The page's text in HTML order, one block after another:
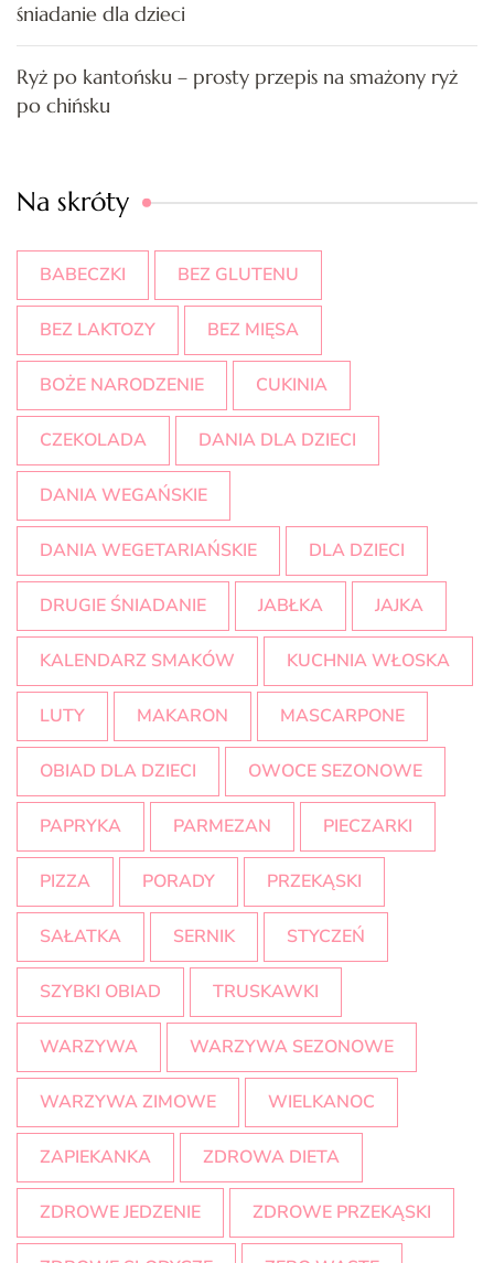
śniadanie dla dzieci
Ryż po kantońsku – prosty przepis na smażony ryż
po chińsku
Na skróty
BABECZKI BEZ GLUTENU
BEZ LAKTOZY BEZ MIĘSA
BOŻE NARODZENIE CUKINIA
CZEKOLADA DANIA DLA DZIECI
DANIA WEGAŃSKIE
DANIA WEGETARIAŃSKIE DLA DZIECI
DRUGIE ŚNIADANIE JABŁKA JAJKA
KALENDARZ SMAKÓW KUCHNIA WŁOSKA
LUTY MAKARON MASCARPONE
OBIAD DLA DZIECI OWOCE SEZONOWE
PAPRYKA PARMEZAN PIECZARKI
PIZZA PORADY PRZEKĄSKI
SAŁATKA SERNIK STYCZEŃ
SZYBKI OBIAD TRUSKAWKI
WARZYWA WARZYWA SEZONOWE
WARZYWA ZIMOWE WIELKANOC
ZAPIEKANKA ZDROWA DIETA
ZDROWE JEDZENIE ZDROWE PRZEKĄSKI